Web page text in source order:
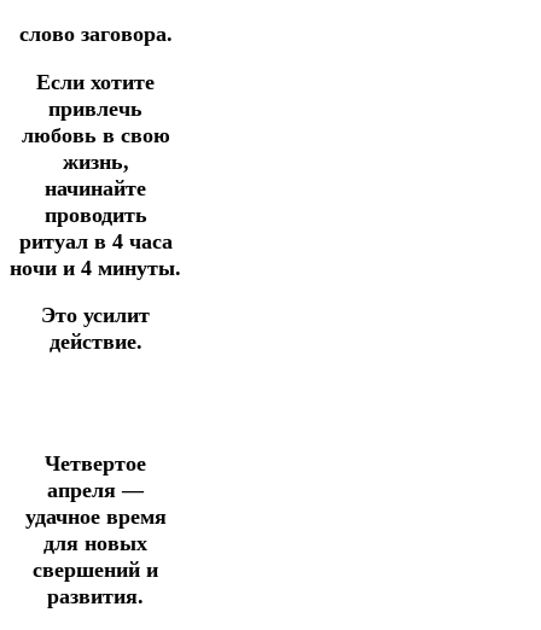
слово заговора.
Если хотите
привлечь
любовь в свою
жизнь,
начинайте
проводить
ритуал в 4 часа
ночи и 4 минуты.
Это усилит
действие.
Четвертое
апреля —
удачное время
для новых
свершений и
развития.